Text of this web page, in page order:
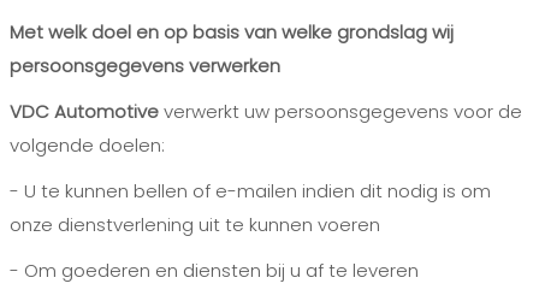
Met welk doel en op basis van welke grondslag wij
persoonsgegevens verwerken
VDC Automotiveverwerkt uw persoonsgegevens voor de
volgende doelen:
- U te kunnen bellen of e-mailen indien dit nodig is om
onze dienstverlening uit te kunnen voeren
- Om goederen en diensten bij u af te leveren